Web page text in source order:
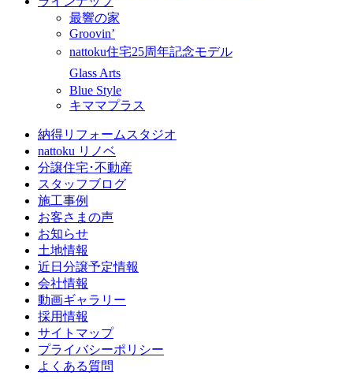
最響の家
Groovin’
nattoku住宅25周年記念モデル
Glass Arts
Blue Style
キママプラス
納得リフォームスタジオ
nattoku リノベ
分譲住宅･不動産
スタッフブログ
施工事例
お客さまの声
お知らせ
土地情報
近日分譲予定情報
会社情報
動画ギャラリー
採用情報
サイトマップ
プライバシーポリシー
よくある質問